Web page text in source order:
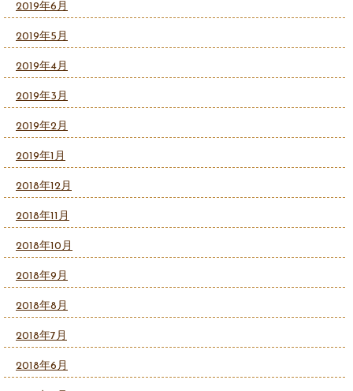
2019年6月
2019年5月
2019年4月
2019年3月
2019年2月
2019年1月
2018年12月
2018年11月
2018年10月
2018年9月
2018年8月
2018年7月
2018年6月